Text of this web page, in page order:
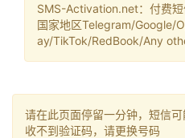
SMS-Activation.net：付费
国家地区Telegram/Google/
ay/TikTok/RedBook/Any
请在此页面停留一分钟，短信
收不到验证码，请更换号码